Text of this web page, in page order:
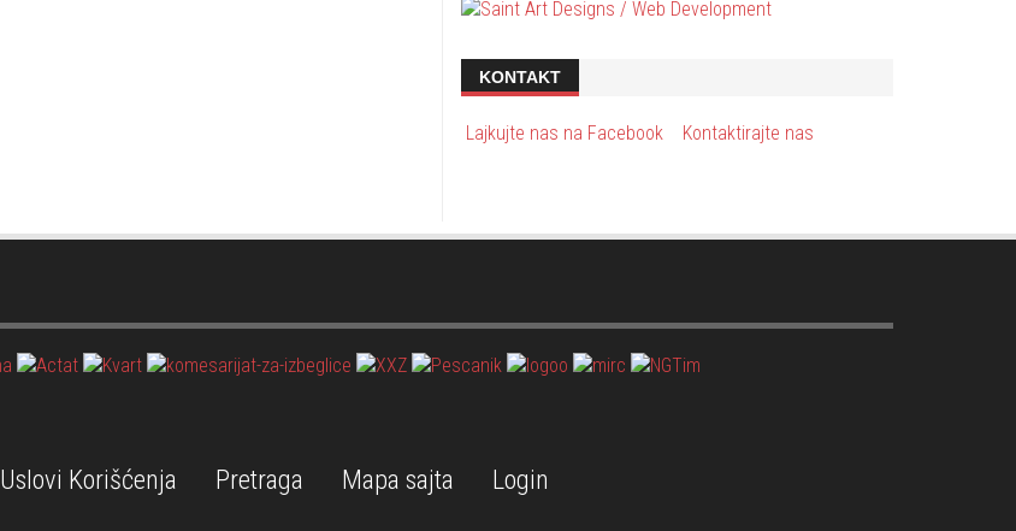
KONTAKT
Lajkujte nas na Facebook Kontaktirajte nas
Uslovi Korišćenja Pretraga Mapa sajta Login